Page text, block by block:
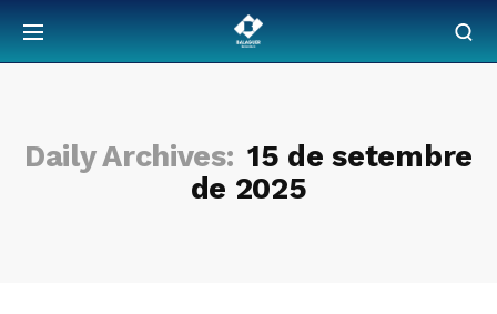
Daily Archives: 15 de setembre
de 2025